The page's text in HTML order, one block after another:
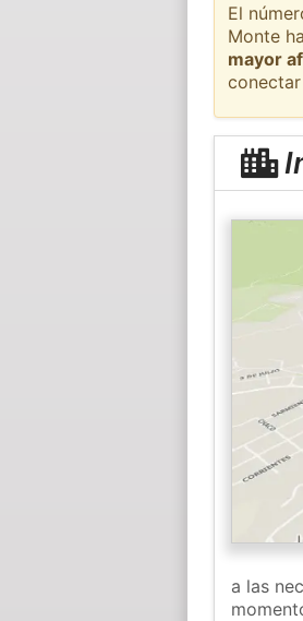
El
Monte
mayor
a las